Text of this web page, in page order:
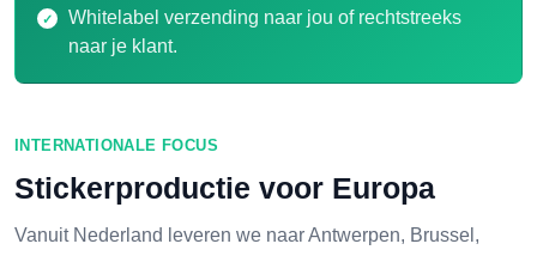
Whitelabel verzending naar jou of rechtstreeks
naar je klant.
INTERNATIONALE FOCUS
Stickerproductie voor Europa
Vanuit Nederland leveren we naar Antwerpen, Brussel,